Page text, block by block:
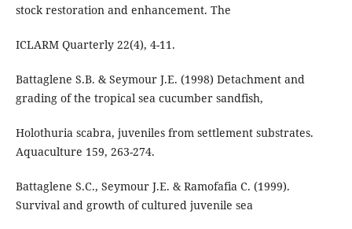
stock restoration and enhancement. The
ICLARM Quarterly 22(4), 4-11.
Battaglene S.B. & Seymour J.E. (1998) Detachment and
grading of the tropical sea cucumber sandfish,
Holothuria scabra, juveniles from settlement substrates.
Aquaculture 159, 263-274.
Battaglene S.C., Seymour J.E. & Ramofafia C. (1999).
Survival and growth of cultured juvenile sea